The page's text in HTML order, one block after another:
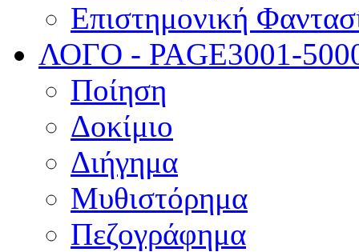
Επιστημονική
ΛΟΓΟ - PAGE3001-
Ποίηση
Δοκίμιο
Διήγημα
Μυθιστόρημα
Πεζογράφημα